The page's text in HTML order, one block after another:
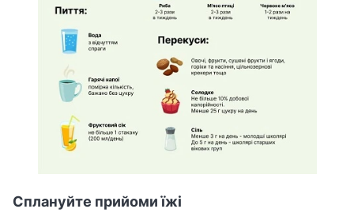
Сплануйте прийоми їжі